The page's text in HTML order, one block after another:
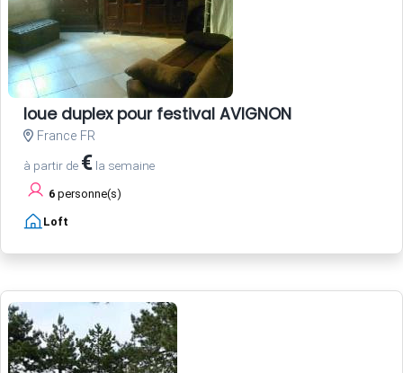
loue duplex pour festival AVIGNON
France FR
à partir de € la semaine
6 personne(s)
Loft